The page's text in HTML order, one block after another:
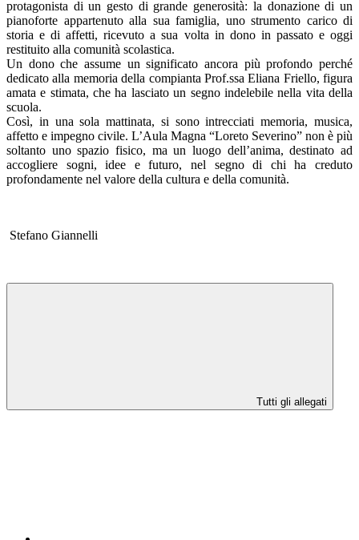
protagonista di un gesto di grande generosità: la donazione di un
pianoforte appartenuto alla sua famiglia, uno strumento carico di
storia e di affetti, ricevuto a sua volta in dono in passato e oggi
restituito alla comunità scolastica.
Un dono che assume un significato ancora più profondo perché
dedicato alla memoria della compianta Prof.ssa Eliana Friello, figura
amata e stimata, che ha lasciato un segno indelebile nella vita della
scuola.
Così, in una sola mattinata, si sono intrecciati memoria, musica,
affetto e impegno civile. L’Aula Magna “Loreto Severino” non è più
soltanto uno spazio fisico, ma un luogo dell’anima, destinato ad
accogliere sogni, idee e futuro, nel segno di chi ha creduto
profondamente nel valore della cultura e della comunità.
Stefano Giannelli
Tutti gli allegati